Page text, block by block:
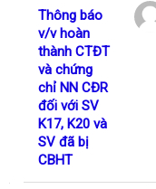
Thông báo
v/v hoàn
thành CTĐT
và chứng
chỉ NN CĐR
đối với SV
K17, K20 và
SV đã bị
CBHT